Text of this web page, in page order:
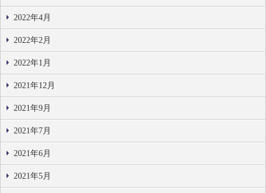
2022年4月
2022年2月
2022年1月
2021年12月
2021年9月
2021年7月
2021年6月
2021年5月